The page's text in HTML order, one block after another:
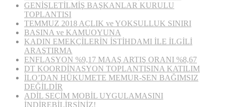
GENİŞLETİLMİŞ BAŞKANLAR KURULU
TOPLANTISI
TEMMUZ 2018 AÇLIK ve YOKSULLUK SINIRI
BASINA ve KAMUOYUNA
KADIN EMEKÇİLERİN İSTİHDAMI İLE İLGİLİ
ARAŞTIRMA
ENFLASYON %9,17 MAAŞ ARTIŞ ORANI %8,67
DT KOORDİNASYON TOPLANTISINA KATILIM
İLO’DAN HÜKUMETE MEMUR-SEN BAĞIMSIZ
DEĞİLDİR
ADİL SEÇİM MOBİL UYGULAMASINI
İNDİREBİLİRSİNİZ!